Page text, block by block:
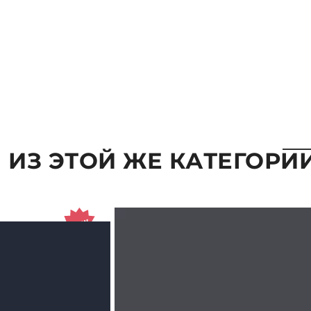
ЭТОЙ ЖЕ
ВЫБРАТЬ ПАРАМЕТРЫ